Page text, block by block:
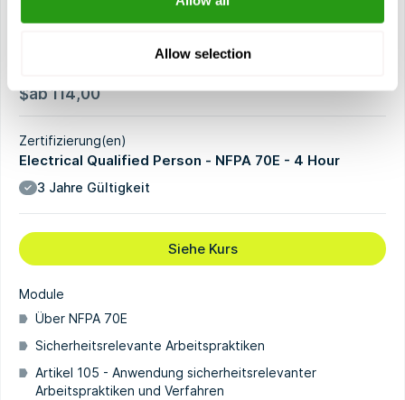
Allow selection
Electrical Safety – NFPA 70E (4 Hour)
Arbeitsplatz, und diese Schulung ist für
$ab114,00
Zertifizierung(en)
Electrical Qualified Person - NFPA 70E - 4 Hour
3 Jahre Gültigkeit
Siehe Kurs
Module
Über NFPA 70E
Sicherheitsrelevante Arbeitspraktiken
Artikel 105 - Anwendung sicherheitsrelevanter
Arbeitspraktiken und Verfahren